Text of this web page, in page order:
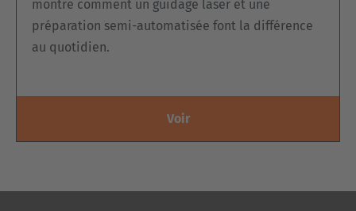
montre comment un guidage laser et une
préparation semi-automatisée font la différence
au quotidien.
Voir